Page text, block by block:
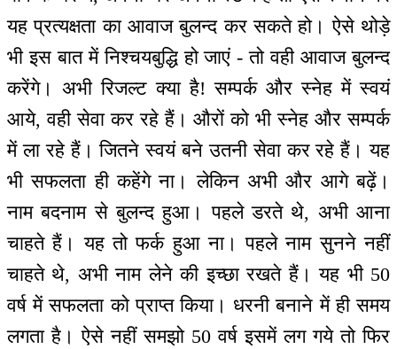
यह प्रत्यक्षता का आवाज बुलन्द कर सकते हो। ऐसे थोड़े
भी इस बात में निश्चयबुद्धि हो जाएं - तो वही आवाज बुलन्द
करेंगे। अभी रिजल्ट क्या है! सम्पर्क और स्नेह में स्वयं
आये, वही सेवा कर रहे हैं। औरों को भी स्नेह और सम्पर्क
में ला रहे हैं। जितने स्वयं बने उतनी सेवा कर रहे हैं। यह
भी सफलता ही कहेंगे ना। लेकिन अभी और आगे बढ़ें।
नाम बदनाम से बुलन्द हुआ। पहले डरते थे, अभी आना
चाहते हैं। यह तो फर्क हुआ ना। पहले नाम सुनने नहीं
चाहते थे, अभी नाम लेने की इच्छा रखते हैं। यह भी 50
वर्ष में सफलता को प्राप्त किया। धरनी बनाने में ही समय
लगता है। ऐसे नहीं समझो 50 वर्ष इसमें लग गये तो फिर